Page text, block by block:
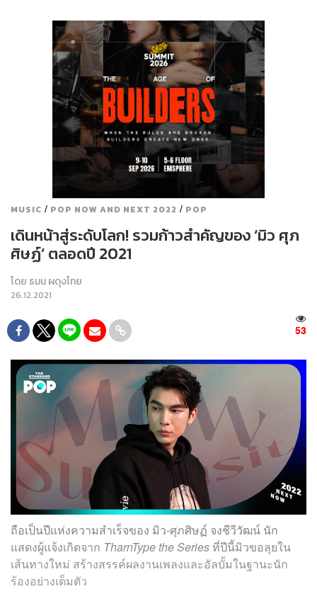
MUSIC / POP NOW AND NEXT 2022 / POP
เดินหน้าสู่ระดับโลก! รวมก้าวสำคัญของ ‘มิว ศุภ
ศิษฏ์’ ตลอดปี 2021
โดย ธมน ผดุงไทย
26.12.2021
53
ถือเป็นปีแห่งความสำเร็จของ มิว-ศุภศิษฏ์ จงชีวีวัฒน์ นัก
แสดงผู้แจ้งเกิดจาก TharnType the Seriesที่ปีนี้มิวขอลุยใน
เส้นทางใหม่ สร้างสรรค์ผลงานเพลงและอัลบั้มในฐานะนัก
ร้องอย่างเต็มตัว